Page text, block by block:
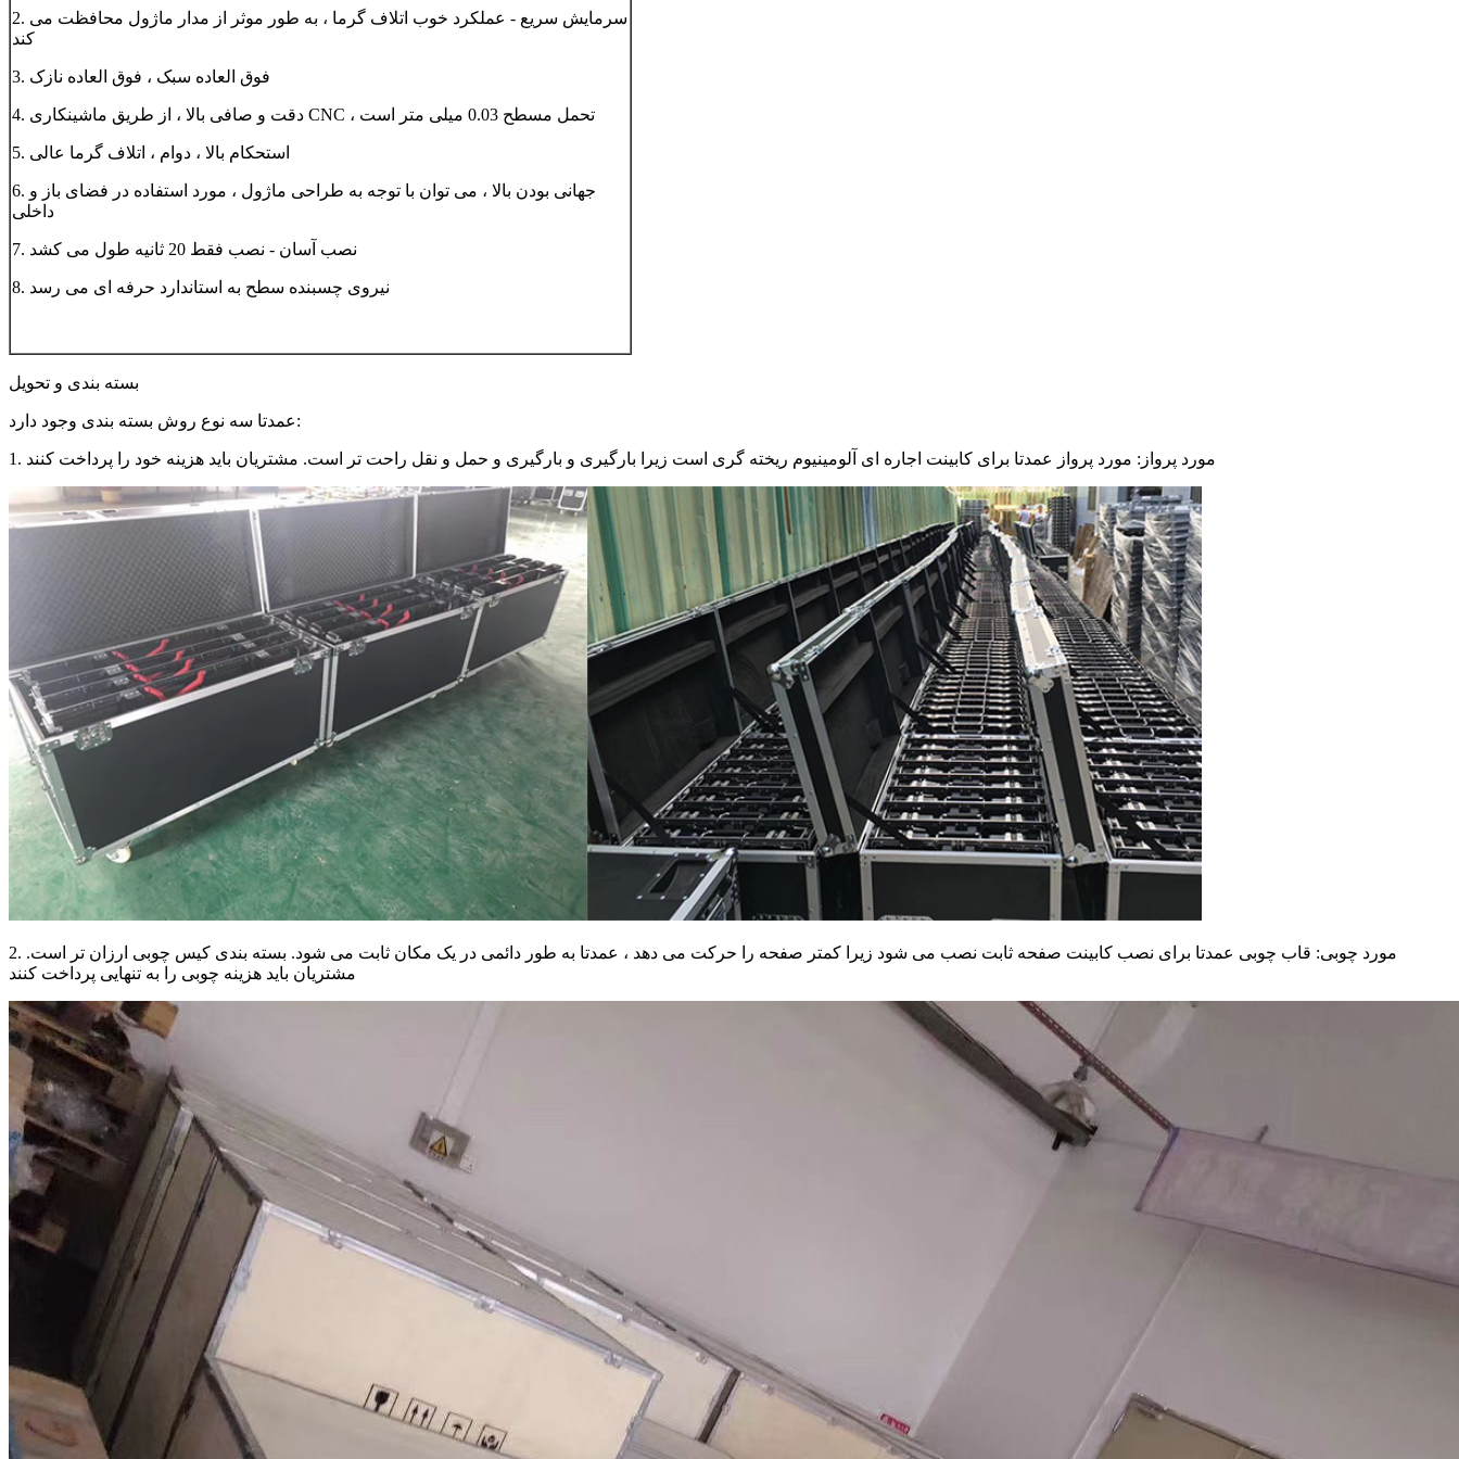
2. سرمایش سریع - عملکرد خوب اتلاف گرما ، به طور موثر از مدار ماژول محافظت می
کند
3. فوق العاده سبک ، فوق العاده نازک
4. دقت و صافی بالا ، از طریق ماشینکاری CNC ، تحمل مسطح 0.03 میلی متر است
5. استحکام بالا ، دوام ، اتلاف گرما عالی
6. جهانی بودن بالا ، می توان با توجه به طراحی ماژول ، مورد استفاده در فضای باز و
داخلی
7. نصب آسان - نصب فقط 20 ثانیه طول می کشد
8. نیروی چسبنده سطح به استاندارد حرفه ای می رسد
بسته بندی و تحویل
عمدتا سه نوع روش بسته بندی وجود دارد:
1. مورد پرواز: مورد پرواز عمدتا برای کابینت اجاره ای آلومینیوم ریخته گری است زیرا بارگیری و بارگیری و حمل و نقل راحت تر است. مشتریان باید هزینه خود را پرداخت کنند
2. مورد چوبی: قاب چوبی عمدتا برای نصب کابینت صفحه ثابت نصب می شود زیرا کمتر صفحه را حرکت می دهد ، عمدتا به طور دائمی در یک مکان ثابت می شود. بسته بندی کیس چوبی ارزان تر است.
مشتریان باید هزینه چوبی را به تنهایی پرداخت کنند